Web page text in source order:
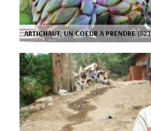
ARTICHAUT, UN COEUR A PRENDRE[52’]